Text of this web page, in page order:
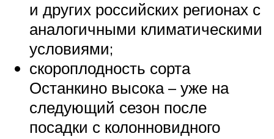
и других российских регионах с
аналогичными климатическими
условиями;
скороплодность сорта
Останкино высока – уже на
следующий сезон после
посадки с колонновидного